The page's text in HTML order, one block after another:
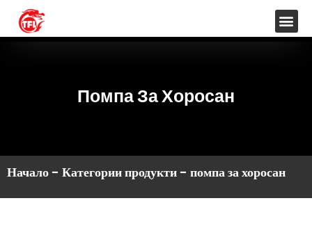
Помпа За Хоросан
Начало - Категории продукти - помпа за хоросан